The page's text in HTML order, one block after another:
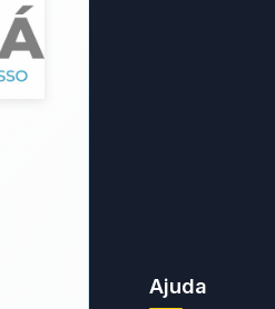
Ajuda